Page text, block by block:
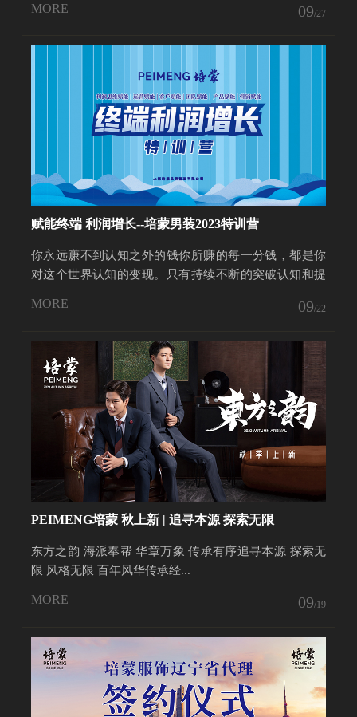
MORE 09/27
赋能终端 利润增长--培蒙男装2023特训营
你永远赚不到认知之外的钱你所赚的每一分钱，都是你
对这个世界认知的变现。只有持续不断的突破认知和提
MORE 09/22
PEIMENG培蒙 秋上新 | 追寻本源 探索无限
东方之韵 海派奉帮 华章万象 传承有序追寻本源 探索无
限 风格无限 百年风华传承经...
MORE 09/19